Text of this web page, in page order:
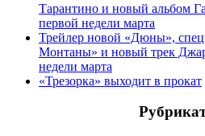
Тарантино и новый альбом
первой недели марта
Трейлер новой «Дюны»,
Монтаны» и новый трек
недели марта
«Трезорка» выходит в прокат